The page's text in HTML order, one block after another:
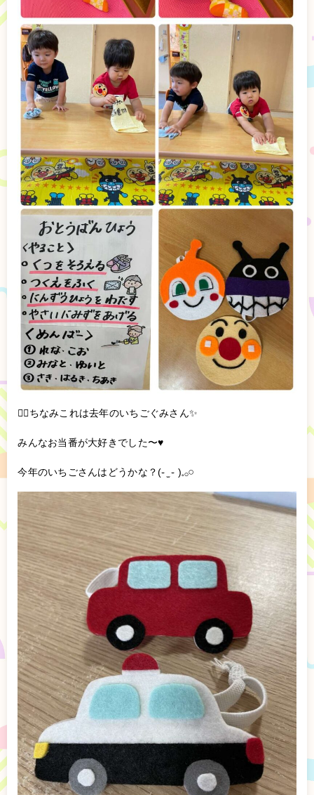
👆🏻ちなみこれは去年のいちごぐみさん✨
みんなお当番が大好きでした〜♥️
今年のいちごさんはどうかな？(֊ ̫ ֊ )𓈒𓂂𓏸